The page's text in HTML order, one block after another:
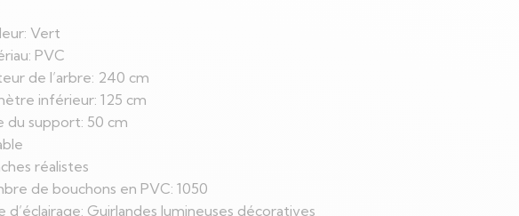
Vert
PVC
de l’arbre: 240 cm
inférieur: 125 cm
du support: 50 cm
réalistes
de bouchons en PVC: 1050
d’éclairage: Guirlandes lumineuses décoratives